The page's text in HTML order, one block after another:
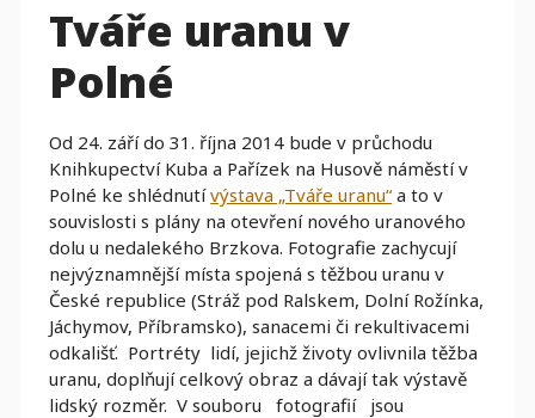
Tváře uranu v
Polné
Od 24. září do 31. října 2014 bude v průchodu
Knihkupectví Kuba a Pařízek na Husově náměstí v
Polné ke shlédnutívýstava „Tváře uranu“ a to v
souvislosti s plány na otevření nového uranového
dolu u nedalekého Brzkova. Fotografie zachycují
nejvýznamnější místa spojená s těžbou uranu v
České republice (Stráž pod Ralskem, Dolní Rožínka,
Jáchymov, Příbramsko), sanacemi či rekultivacemi
odkališť. Portréty lidí, jejichž životy ovlivnila těžba
uranu, doplňují celkový obraz a dávají tak výstavě
lidský rozměr. V souboru fotografií jsou